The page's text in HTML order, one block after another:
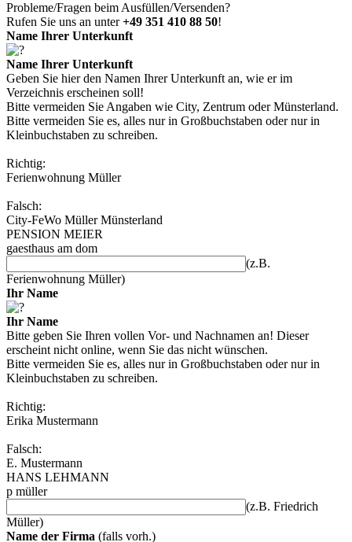
Probleme/Fragen beim Ausfüllen/Versenden?
Rufen Sie uns an unter+49 351 410 88 50!
Name Ihrer Unterkunft
Name Ihrer Unterkunft
Geben Sie hier den Namen Ihrer Unterkunft an, wie er im
Verzeichnis erscheinen soll!
Bitte vermeiden Sie Angaben wie City, Zentrum oder Münsterland.
Bitte vermeiden Sie es, alles nur in Großbuchstaben oder nur in
Kleinbuchstaben zu schreiben.
Richtig:
Ferienwohnung Müller
Falsch:
City-FeWo Müller Münsterland
PENSION MEIER
gaesthaus am dom
(z.B.
Ferienwohnung Müller)
Ihr Name
Ihr Name
Bitte geben Sie Ihren vollen Vor- und Nachnamen an! Dieser
erscheint nicht online, wenn Sie das nicht wünschen.
Bitte vermeiden Sie es, alles nur in Großbuchstaben oder nur in
Kleinbuchstaben zu schreiben.
Richtig:
Erika Mustermann
Falsch:
E. Mustermann
HANS LEHMANN
p müller
(z.B. Friedrich
Müller)
Name der Firma (falls vorh.)